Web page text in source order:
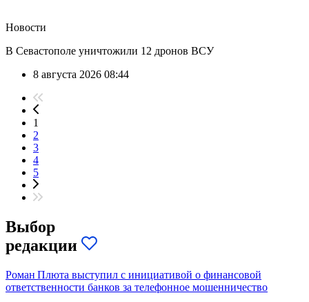
Новости
В Севастополе уничтожили 12 дронов ВСУ
8 августа 2026 08:44
1
2
3
4
5
Выбор
редакции
Роман Плюта выступил с инициативой о финансовой
ответственности банков за телефонное мошенничество